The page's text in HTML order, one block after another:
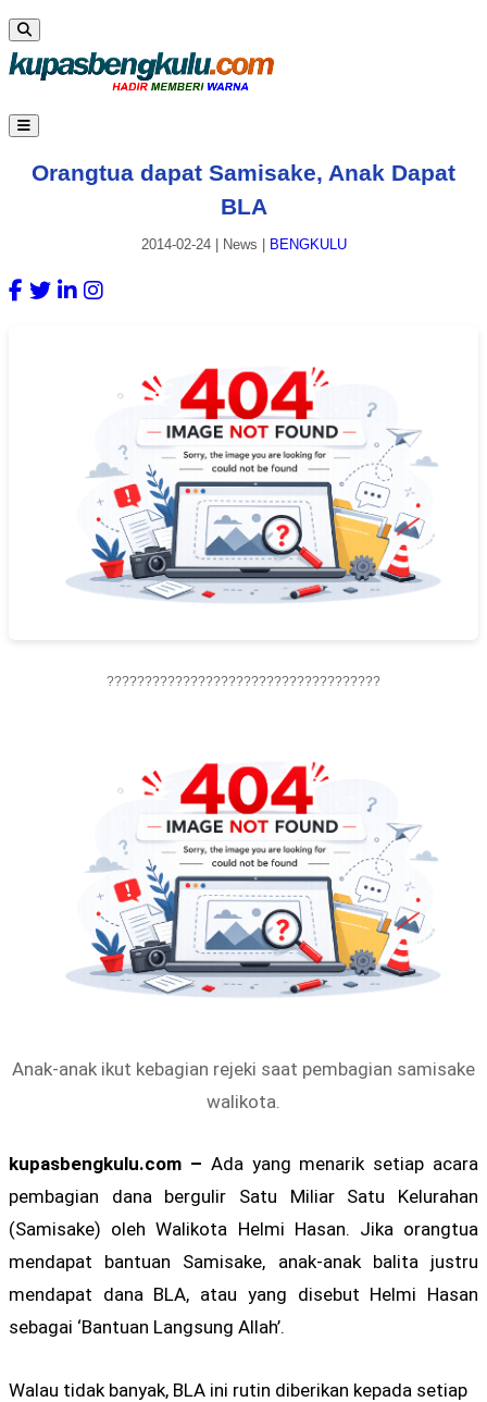
Orangtua dapat Samisake, Anak Dapat
BLA
2014-02-24| News BENGKULU
????????????????????????????????????
Anak-anak ikut kebagian rejeki saat pembagian samisake
walikota.
kupasbengkulu.com – Ada yang menarik setiap acara
pembagian dana bergulir Satu Miliar Satu Kelurahan
(Samisake) oleh Walikota Helmi Hasan. Jika orangtua
mendapat bantuan Samisake, anak-anak balita justru
mendapat dana BLA, atau yang disebut Helmi Hasan
sebagai ‘Bantuan Langsung Allah’.
Walau tidak banyak, BLA ini rutin diberikan kepada setiap